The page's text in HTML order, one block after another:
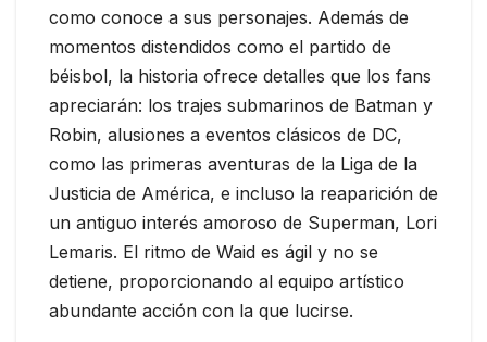
como conoce a sus personajes. Además de
momentos distendidos como el partido de
béisbol, la historia ofrece detalles que los fans
apreciarán: los trajes submarinos de Batman y
Robin, alusiones a eventos clásicos de DC,
como las primeras aventuras de la Liga de la
Justicia de América, e incluso la reaparición de
un antiguo interés amoroso de Superman, Lori
Lemaris. El ritmo de Waid es ágil y no se
detiene, proporcionando al equipo artístico
abundante acción con la que lucirse.